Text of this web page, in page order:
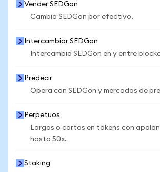
Vender SEDGon
Cambia SEDGon por efectivo.
Intercambiar SEDGon
Intercambia SEDGon en y entre
Predecir
Opera con SEDGon y mercados de
Perpetuos
Largos o cortos en tokens con
hasta 50x.
Staking